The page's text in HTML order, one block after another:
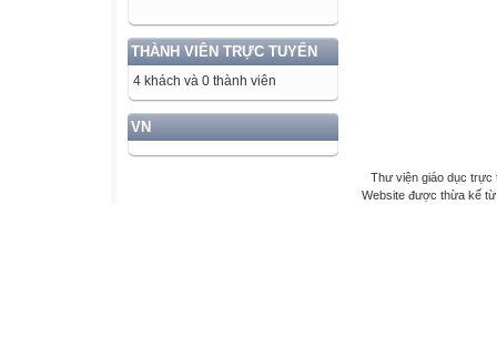
THÀNH VIÊN TRỰC TUYẾN
4 khách và 0 thành viên
VN
Thư viện giáo dục trực
Website được thừa kế